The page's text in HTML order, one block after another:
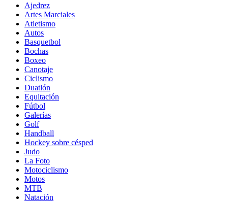
Ajedrez
Artes Marciales
Atletismo
Autos
Basquetbol
Bochas
Boxeo
Canotaje
Ciclismo
Duatlón
Equitación
Fútbol
Galerías
Golf
Handball
Hockey sobre césped
Judo
La Foto
Motociclismo
Motos
MTB
Natación